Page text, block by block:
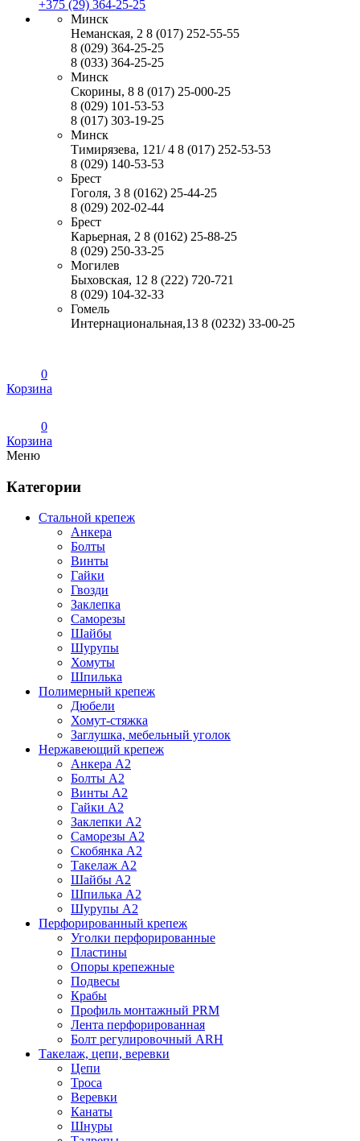
+375 (29) 364-25-25
Минск
Неманская, 2 8 (017) 252-55-55
8 (029) 364-25-25
8 (033) 364-25-25
Минск
Скорины, 8 8 (017) 25-000-25
8 (029) 101-53-53
8 (017) 303-19-25
Минск
Тимирязева, 121/ 4 8 (017) 252-53-53
8 (029) 140-53-53
Брест
Гоголя, 3 8 (0162) 25-44-25
8 (029) 202-02-44
Брест
Карьерная, 2 8 (0162) 25-88-25
8 (029) 250-33-25
Могилев
Быховская, 12 8 (222) 720-721
8 (029) 104-32-33
Гомель
Интернациональная,13 8 (0232) 33-00-25
0
Корзина
0
Корзина
Меню
Категории
Стальной крепеж
Анкера
Болты
Винты
Гайки
Гвозди
Заклепка
Саморезы
Шайбы
Шурупы
Хомуты
Шпилька
Полимерный крепеж
Дюбели
Хомут-стяжка
Заглушка, мебельный уголок
Нержавеющий крепеж
Анкера А2
Болты А2
Винты А2
Гайки А2
Заклепки А2
Саморезы А2
Скобянка А2
Такелаж А2
Шайбы А2
Шпилька А2
Шурупы А2
Перфорированный крепеж
Уголки перфорированные
Пластины
Опоры крепежные
Подвесы
Крабы
Профиль монтажный PRM
Лента перфорированная
Болт регулировочный ARH
Такелаж, цепи, веревки
Цепи
Троса
Веревки
Канаты
Шнуры